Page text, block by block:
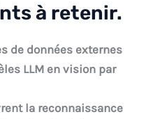
à retenir.
de données externes
LLM en vision par
la reconnaissance